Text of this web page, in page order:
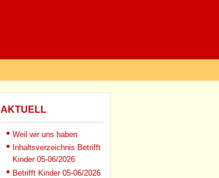
AKTUELL
Weil wir uns haben
Inhaltsverzeichnis Betrifft
Kinder 05-06/2026
Betrifft Kinder 05-06/2026